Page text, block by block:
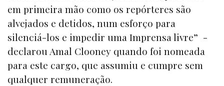
em primeira mão como os repórteres são
alvejados e detidos, num esforço para
silenciá-los e impedir uma Imprensa livre” -
declarou Amal Clooney quando foi nomeada
para este cargo, que assumiu e cumpre sem
qualquer remuneração.